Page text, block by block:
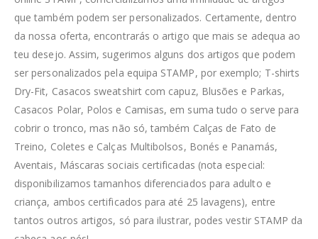
que também podem ser personalizados. Certamente, dentro
da nossa oferta, encontrarás o artigo que mais se adequa ao
teu desejo. Assim, sugerimos alguns dos artigos que podem
ser personalizados pela equipa STAMP, por exemplo; T-shirts
Dry-Fit, Casacos sweatshirt com capuz, Blusões e Parkas,
Casacos Polar, Polos e Camisas, em suma tudo o serve para
cobrir o tronco, mas não só, também Calças de Fato de
Treino, Coletes e Calças Multibolsos, Bonés e Panamás,
Aventais, Máscaras sociais certificadas (nota especial:
disponibilizamos tamanhos diferenciados para adulto e
criança, ambos certificados para até 25 lavagens), entre
tantos outros artigos, só para ilustrar, podes vestir STAMP da